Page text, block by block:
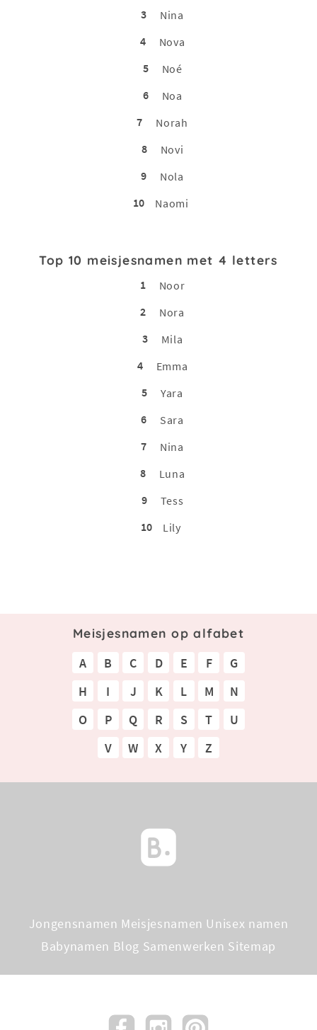
3
Nina
4
Nova
5
Noé
6
Noa
7
Norah
8
Novi
9
Nola
10
Naomi
Top 10 meisjesnamen met 4 letters
1
Noor
2
Nora
3
Mila
4
Emma
5
Yara
6
Sara
7
Nina
8
Luna
9
Tess
10
Lily
Meisjesnamen op alfabet
A B C D E F
G
H
I J K L M
N
O
P Q R S T
U
V
W X Y Z
Jongensnamen Meisjesnamen Unisex namen
Babynamen Blog Samenwerken Sitemap